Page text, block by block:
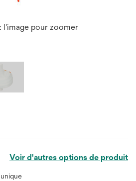
l'image pour zoomer
Voir d'autres options de produit